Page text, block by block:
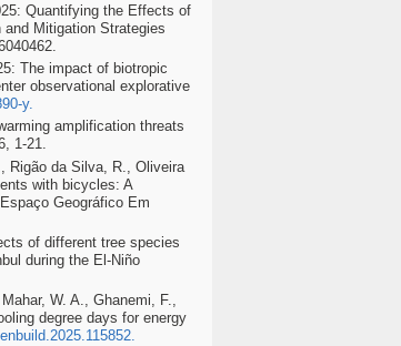
Quantifying the Effects of
Mitigation Strategies
The impact of biotropic
observational explorative
y.
amplification threats
1-21.
Rigão da Silva, R., Oliveira
with bicycles: A
Geográfico Em
of different tree species
during the El-Niño
W. A., Ghanemi, F.,
degree days for energy
.